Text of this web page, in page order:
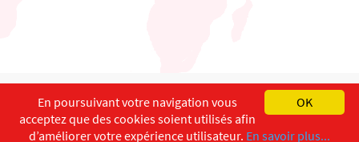
English Français
Copyright ©ISEC-AdW Impressum
OK
En poursuivant votre navigation vous
acceptez que des cookies soient utilisés afin
d’améliorer votre expérience utilisateur. En savoir plus...